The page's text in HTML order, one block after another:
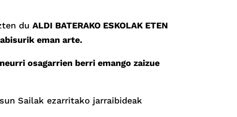
duALDI BATERAKO ESKOLAK ETEN
eman arte.
osagarrien berri emango zaizue
Sailak ezarritako jarraibideak